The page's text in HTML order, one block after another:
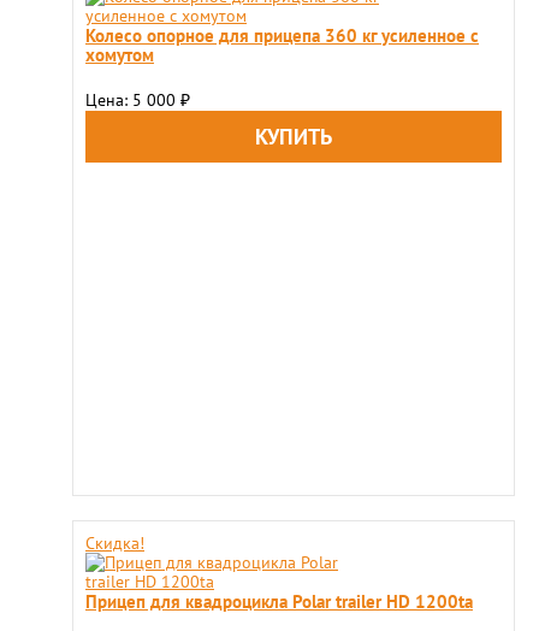
Колесо опорное для прицепа 360 кг усиленное с
хомутом
Цена: 5 000 ₽
Скидка!
Прицеп для квадроцикла Polar trailer HD 1200ta